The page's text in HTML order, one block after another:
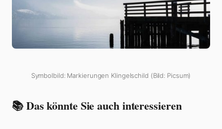
Symbolbild: Markierungen Klingelschild (Bild: Picsum)
📚 Das könnte Sie auch interessieren